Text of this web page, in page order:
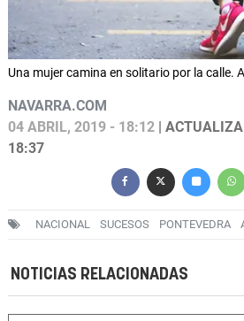
Una mujer camina en solitario por la calle.
NAVARRA.COM
04 ABRIL, 2019 - 18:12 |
18:37
NACIONAL SUCESOS PONTEVEDRA
NOTICIAS RELACIONADAS